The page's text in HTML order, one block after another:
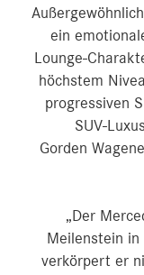
ein
Lounge-
höchstem
progressiven
SUV-
Gorden
„Der
Meilenstein
verkörpert er